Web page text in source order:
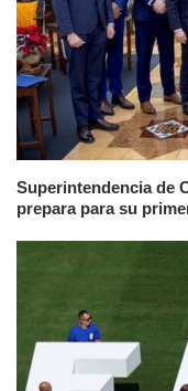
Superintendencia de
prepara para su